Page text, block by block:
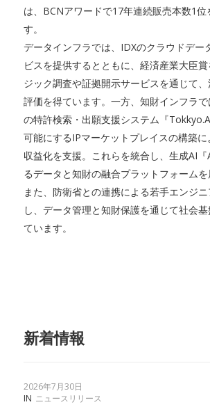
は、BCNアワードで17年連続販売本数1位
す。
データインフラでは、IDXのクラウドデー
ビスを提供するとともに、経済産業大臣
ジック調査や証拠開示サービスを通じて
評価を得ています。一方、知財インフラ
の特許検索・出願支援システム『
可能にするIPマーケットプレイスの構築に
収益化を支援。これらを統合し、生成AI
るデータと知財の融合プラットフォームを
また、防衛省との連携による若手エンジ
し、データ管理と知財保護を通じて社会
ています。
新着情報
2026年7月30日
IN ニュースリリース